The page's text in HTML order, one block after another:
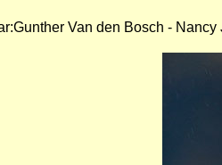
Van den Bosch - Nancy